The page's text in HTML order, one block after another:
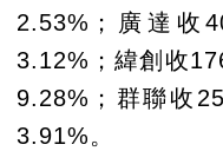
2.53%；廣達收
3.12%；緯創收
9.28%；群聯收
3.91%。